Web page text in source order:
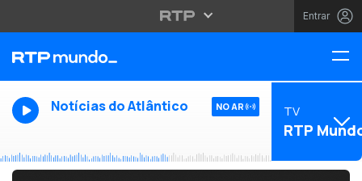
Entrar
Notícias do Atlântico NO AR TV
RTP